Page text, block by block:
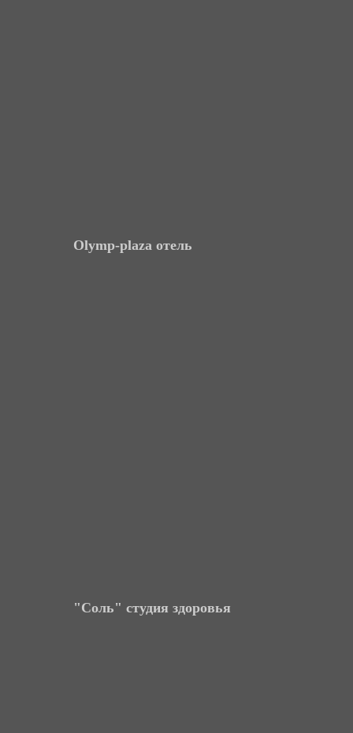
Olymp-plaza отель
"Соль" студия здоровья